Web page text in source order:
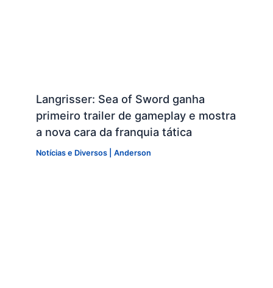
Langrisser: Sea of Sword ganha
primeiro trailer de gameplay e mostra
a nova cara da franquia tática
Notícias e Diversos| Anderson